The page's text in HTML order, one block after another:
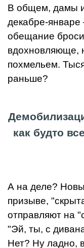
В общем, дамы
декабре-январе
обещание
вдохновляюще,
похмельем.
раньше?
как будто
А на деле?
призыве,
отправляют на
"Эй, ты, с
Нет? Ну ладно,